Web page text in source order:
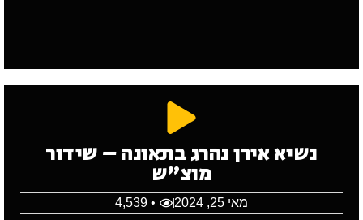
נשיא אירן נהרג בתאונה – שידור
מוצ"ש
מאי 25, 2024 • 4,539